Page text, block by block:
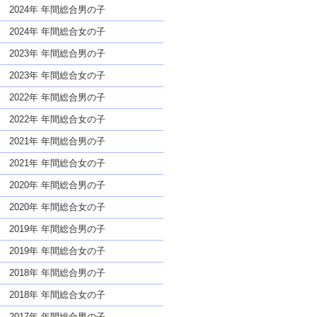
名前であっても奇抜すぎない
2024年 年間総合男の子
2024年 年間総合女の子
2023年 年間総合男の子
2023年 年間総合女の子
2022年 年間総合男の子
2022年 年間総合女の子
2021年 年間総合男の子
2021年 年間総合女の子
2020年 年間総合男の子
2020年 年間総合女の子
2019年 年間総合男の子
2019年 年間総合女の子
2018年 年間総合男の子
2018年 年間総合女の子